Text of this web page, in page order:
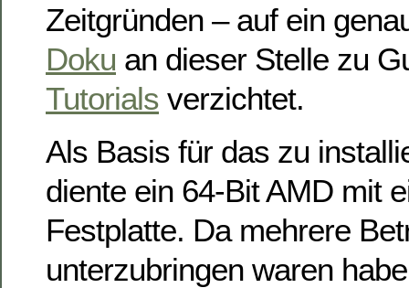
Zeitgründen – auf ein
Doku an dieser Stelle zu
Tutorials verzichtet.
Als Basis für das zu
diente ein 64-Bit AMD mit
Festplatte. Da mehrere
unterzubringen waren